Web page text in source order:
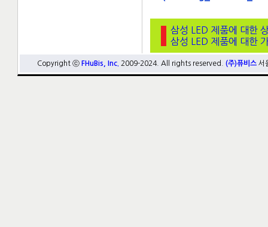
삼성 LED 제품에 대한
삼성 LED 제품에 대한
Copyright ⓒ FHuBis, Inc. 2009-2024. All rights reserved. (주)퓨비스 서